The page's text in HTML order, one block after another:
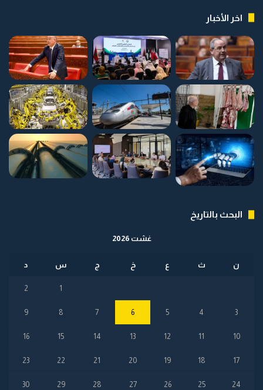
اخر الأخبار
البحث بالتاريخ
غشت 2026
ن ث ع خ ج س د
1
2
3
4
5
6
7
8
9
10
11
12
13
14
15
16
17
18
19
20
21
22
23
24
25
26
27
28
29
30